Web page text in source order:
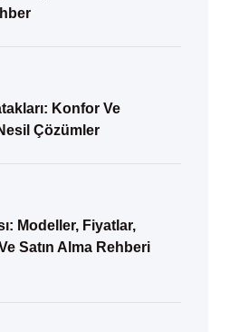
Konfor Ve
Çözümler
Modeller, Fiyatlar,
Satın Alma Rehberi